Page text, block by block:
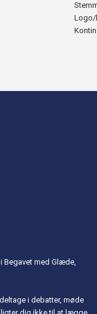
Logo/
Begavet med Glæde,
i debatter, møde